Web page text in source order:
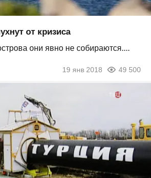
от кризиса
они явно не собираются....
19 янв 2018 49 500